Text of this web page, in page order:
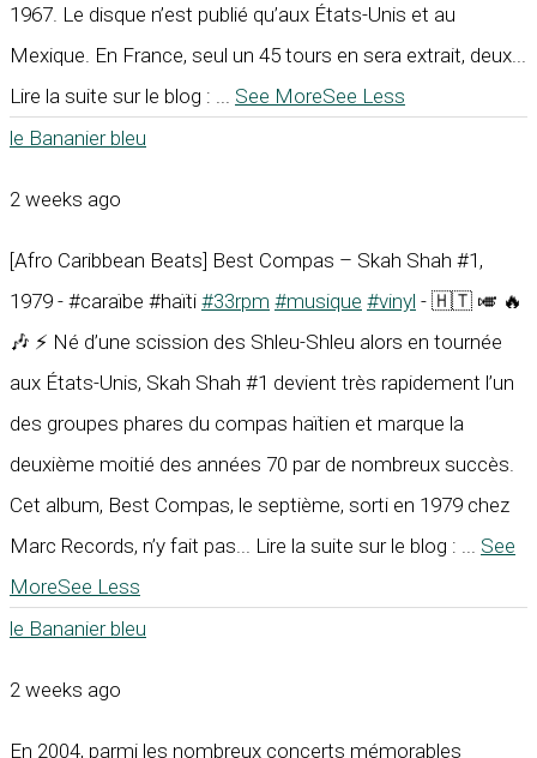
1967. Le disque n’est publié qu’aux États-Unis et au
Mexique. En France, seul un 45 tours en sera extrait, deux...
Lire la suite sur le blog :
See MoreSee Less
le Bananier bleu
2 weeks ago
[Afro Caribbean Beats] Best Compas – Skah Shah #1,
1979 - #caraïbe #haïti #33rpm #musique #vinyl - 🇭🇹 🎺 🔥
🎶 ⚡ Né d’une scission des Shleu-Shleu alors en tournée
aux États-Unis, Skah Shah #1 devient très rapidement l’un
des groupes phares du compas haïtien et marque la
deuxième moitié des années 70 par de nombreux succès.
Cet album, Best Compas, le septième, sorti en 1979 chez
Marc Records, n’y fait pas... Lire la suite sur le blog :
See
MoreSee Less
le Bananier bleu
2 weeks ago
En 2004, parmi les nombreux concerts mémorables